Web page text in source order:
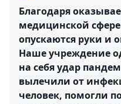
Благодаря
медицинской
опускаются руки и
Наше учреждение
на себя удар
вылечили от
человек, помогли